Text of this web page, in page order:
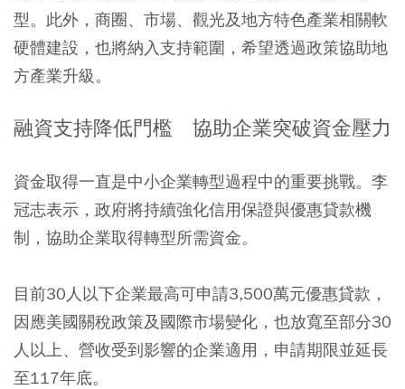
型。此外，商圈、市場、觀光及地方特色產業相關軟
硬體建設，也將納入支持範圍，希望透過政策協助地
方產業升級。
融資支持降低門檻 協助企業突破資金壓力
資金取得一直是中小企業轉型過程中的重要挑戰。李
冠志表示，政府將持續強化信用保證與優惠貸款機
制，協助企業取得轉型所需資金。
目前30人以下企業最高可申請3,500萬元優惠貸款，
因應美國關稅政策及國際市場變化，也放寬至部分30
人以上、營收受到影響的企業適用，申請期限並延長
至117年底。